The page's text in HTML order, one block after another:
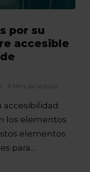
por su
accesible
8 Mins de lectura
accesibilidad
los elementos
elementos
para…